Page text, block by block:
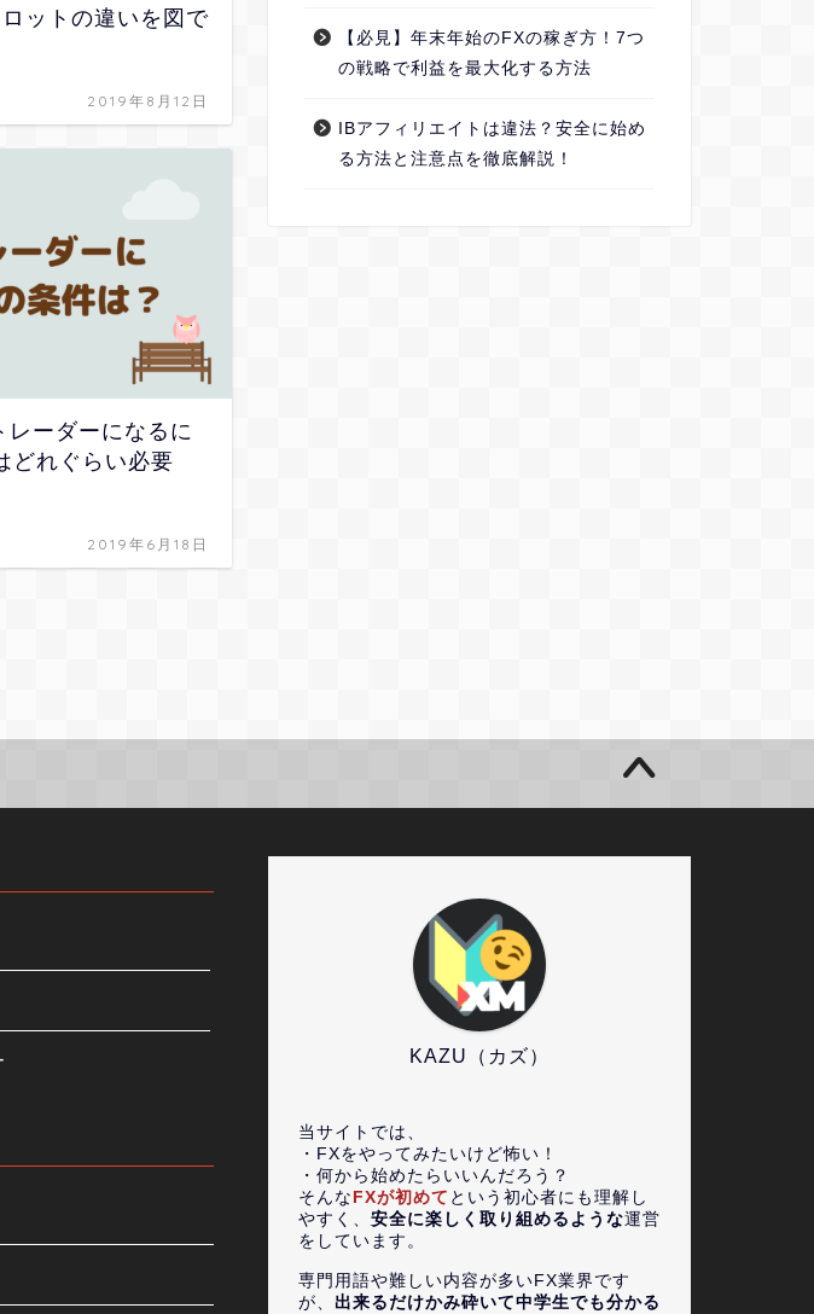
ットの違いを図で
2019年8月12日
レーダーになるに
どれぐらい必要
2019年6月18日
【必見】年末年始のFXの稼ぎ方！7つ
の戦略で利益を最大化する方法
IBアフィリエイトは違法？安全に始め
る方法と注意点を徹底解説！
KAZU（カズ）
当サイトでは、
・FXをやってみたいけど怖い！
・何から始めたらいいんだろう？
そんな FXが初めて という初心者にも理解し
やすく、 安全に楽しく取り組めるような運営
をしています。
専門用語や難しい内容が多いFX業界です
が、 出来るだけかみ砕いて中学生でも分かる